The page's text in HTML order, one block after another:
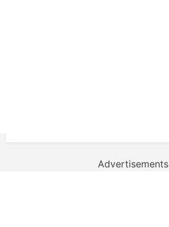
Advertisements